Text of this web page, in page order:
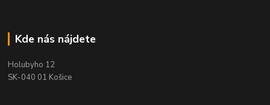
Kde nás nájdete
Holubyho 12
SK-040 01 Košice